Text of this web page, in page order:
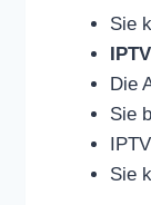
Sie
Die
Sie
Sie